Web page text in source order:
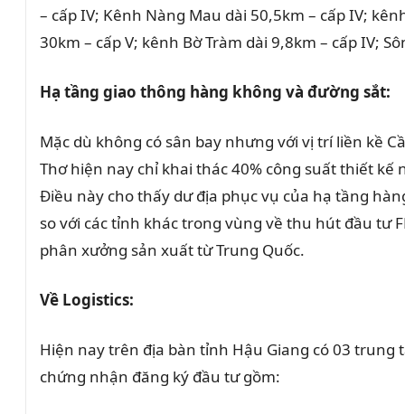
– cấp IV; Kênh Nàng Mau dài 50,5km – cấp IV;
30km – cấp V; kênh Bờ Tràm dài 9,8km – cấp IV;
Hạ tầng giao thông hàng không và đường sắt:
Mặc dù không có sân bay nhưng với vị trí liền kề
Thơ hiện nay chỉ khai thác 40% công suất thiết
Điều này cho thấy dư địa phục vụ của hạ tầng
so với các tỉnh khác trong vùng về thu hút đầu tư
phân xưởng sản xuất từ Trung Quốc.
Về Logistics:
Hiện nay trên địa bàn tỉnh Hậu Giang có 03 trung
chứng nhận đăng ký đầu tư gồm: